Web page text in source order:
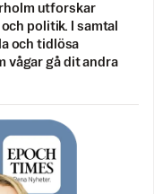
utforskar
politik. I samtal
och tidlösa
vågar gå dit andra